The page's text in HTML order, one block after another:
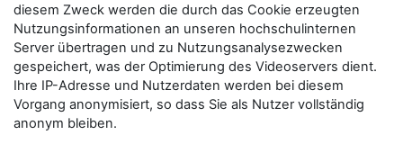
diesem Zweck werden die durch das Cookie erzeugten
Nutzungsinformationen an unseren hochschulinternen
Server übertragen und zu Nutzungsanalysezwecken
gespeichert, was der Optimierung des Videoservers dient.
Ihre IP-Adresse und Nutzerdaten werden bei diesem
Vorgang anonymisiert, so dass Sie als Nutzer vollständig
anonym bleiben.